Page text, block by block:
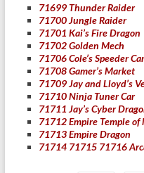
71699 Thunder Raider
71700 Jungle Raider
71701 Kai’s Fire Dragon
71702 Golden Mech
71706 Cole’s Speeder Car
71708 Gamer’s Market
71709 Jay and Lloyd’s
71710 Ninja Tuner Car
71711 Jay’s Cyber
71712 Empire Temple of
71713 Empire Dragon
71714 71715 71716